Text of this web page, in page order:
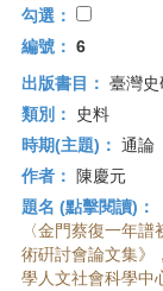
勾選：
編號： 6
出版書目： 臺灣
類別：
史料
時期(主題)： 通論
作者：
陳慶元
題名 (點擊閱讀)：
〈金門蔡復一年
術硏討會論文集》
學人文社會科學中